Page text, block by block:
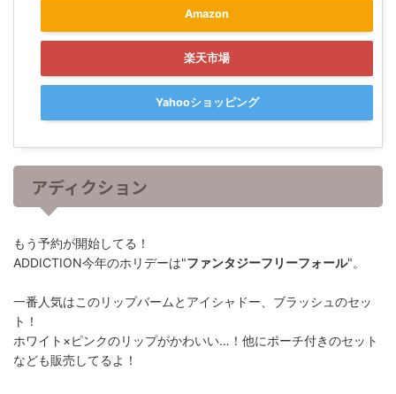
Amazon
楽天市場
Yahooショッピング
アディクション
もう予約が開始してる！
ADDICTION今年のホリデーは"ファンタジーフリーフォール"。
一番人気はこのリップバームとアイシャドー、ブラッシュのセッ
ト！
ホワイト×ピンクのリップがかわいい…！他にポーチ付きのセット
なども販売してるよ！